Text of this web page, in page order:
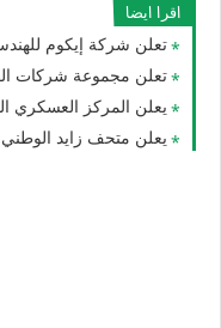
اقرا ايضا
تعلن شركة إيكوم للهندسة المدنية عن
تعلن مجموعة شركات الفطيم عن توفر
يعلن المركز العسكري المتطور للصيانة و
يعلن متحف زايد الوطني عن توفر عدة